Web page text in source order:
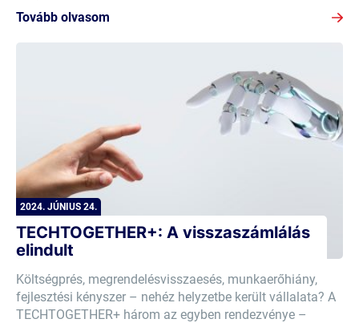
Tovább olvasom
2024. JÚNIUS 24.
TECHTOGETHER+: A visszaszámlálás
elindult
Költségprés, megrendelésvisszaesés, munkaerőhiány,
fejlesztési kényszer – nehéz helyzetbe került vállalata? A
TECHTOGETHER+ három az egyben rendezvénye –